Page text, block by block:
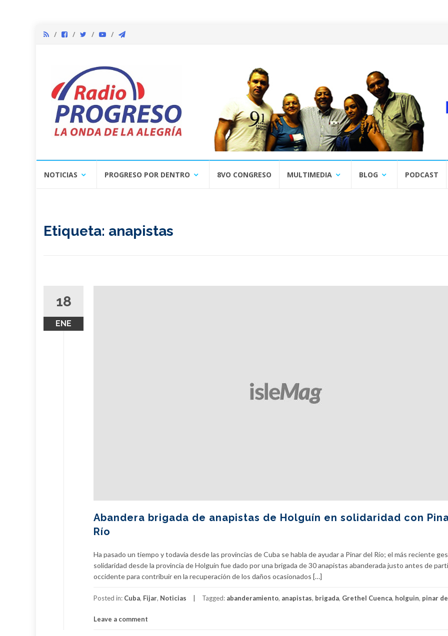
NOTICIAS PROGRESO POR DENTRO 8VO CONGRESO MULTIMEDIA BLOG PODCAST
Etiqueta: anapistas
18
ENE
Abandera brigada de anapistas de Holguín en solidaridad con
Río
Ha pasado un tiempo y todavía desde las provincias de Cuba se habla de ayudar a Pinar del Río; el más reciente
solidaridad desde la provincia de Holguín fue dado por una brigada de 30 anapistas abanderada justo antes de
occidente para contribuir en la recuperación de los daños ocasionados […]
Posted in: Cuba, Fijar, Noticias Tagged: abanderamiento, anapistas, brigada, Grethel Cuenca, holguin, pinar
Leave a comment